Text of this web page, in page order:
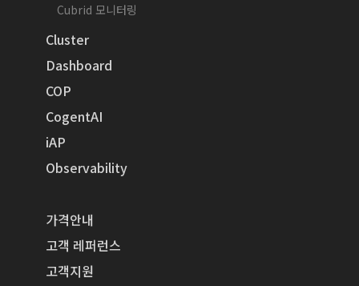
Cubrid 모니터링
Cluster
Dashboard
COP
CogentAI
iAP
Observability
가격안내
고객 레퍼런스
고객지원